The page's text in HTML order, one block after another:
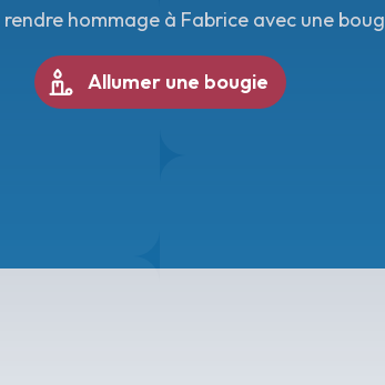
rendre hommage à Fabrice avec une
Allumer une bougie